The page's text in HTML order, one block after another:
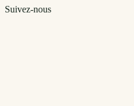
Suivez-nous